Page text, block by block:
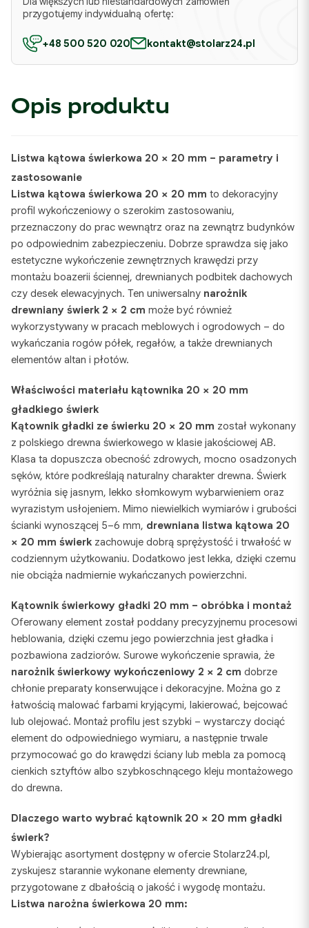
przygotujemy indywidualną ofertę:
+48 500 520 020 kontakt@stolarz24.pl
Opis produktu
Listwa kątowa świerkowa 20 × 20 mm – parametry i
zastosowanie
Listwa kątowa świerkowa 20 × 20 mm to dekoracyjny
profil wykończeniowy o szerokim zastosowaniu,
przeznaczony do prac wewnątrz oraz na zewnątrz budynków
po odpowiednim zabezpieczeniu. Dobrze sprawdza się jako
estetyczne wykończenie zewnętrznych krawędzi przy
montażu boazerii ściennej, drewnianych podbitek dachowych
czy desek elewacyjnych. Ten uniwersalny narożnik
drewniany świerk 2 × 2 cm może być również
wykorzystywany w pracach meblowych i ogrodowych – do
wykańczania rogów półek, regałów, a także drewnianych
elementów altan i płotów.
Właściwości materiału kątownika 20 × 20 mm
gładkiego świerk
Kątownik gładki ze świerku 20 × 20 mm został wykonany
z polskiego drewna świerkowego w klasie jakościowej AB.
Klasa ta dopuszcza obecność zdrowych, mocno osadzonych
sęków, które podkreślają naturalny charakter drewna. Świerk
wyróżnia się jasnym, lekko słomkowym wybarwieniem oraz
wyrazistym usłojeniem. Mimo niewielkich wymiarów i grubości
ścianki wynoszącej 5–6 mm, drewniana listwa kątowa 20
× 20 mm świerk zachowuje dobrą sprężystość i trwałość w
codziennym użytkowaniu. Dodatkowo jest lekka, dzięki czemu
nie obciąża nadmiernie wykańczanych powierzchni.
Kątownik świerkowy gładki 20 mm – obróbka i montaż
Oferowany element został poddany precyzyjnemu procesowi
heblowania, dzięki czemu jego powierzchnia jest gładka i
pozbawiona zadziorów. Surowe wykończenie sprawia, że
narożnik świerkowy wykończeniowy 2 × 2 cm dobrze
chłonie preparaty konserwujące i dekoracyjne. Można go z
łatwością malować farbami kryjącymi, lakierować, bejcować
lub olejować. Montaż profilu jest szybki – wystarczy dociąć
element do odpowiedniego wymiaru, a następnie trwale
przymocować go do krawędzi ściany lub mebla za pomocą
cienkich sztyftów albo szybkoschnącego kleju montażowego
do drewna.
Dlaczego warto wybrać kątownik 20 × 20 mm gładki
świerk?
Wybierając asortyment dostępny w ofercie Stolarz24.pl,
zyskujesz starannie wykonane elementy drewniane,
przygotowane z dbałością o jakość i wygodę montażu.
Listwa narożna świerkowa 20 mm: